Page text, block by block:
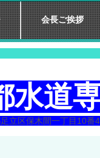
会長ご挨拶
水
水道
立区保木間一丁目10番